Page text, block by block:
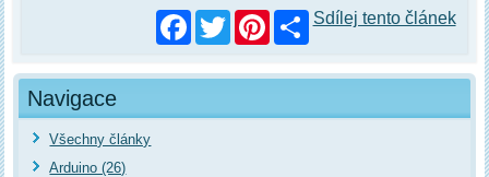
Facebook
TwitterPinterestSdílej tento článek
Navigace
Všechny články
Arduino (26)